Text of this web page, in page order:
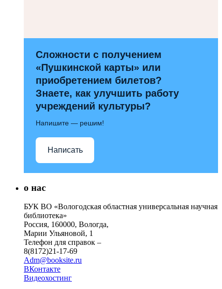
Сложности с получением
«Пушкинской карты» или
приобретением билетов?
Знаете, как улучшить работу
учреждений культуры?
Напишите — решим!
Написать
о нас
БУК ВО «Вологодская областная универсальная научная
библиотека»
Россия, 160000, Вологда,
Марии Ульяновой, 1
Телефон для справок –
8(8172)21-17-69
Adm@booksite.ru
ВКонтакте
Видеохостинг